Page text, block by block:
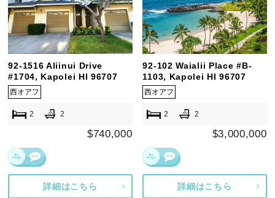
92-1516 Aliinui Drive
#1704, Kapolei HI 96707
西オアフ
2 2
$740,000
詳細はこちら
92-102 Waialii Place #B-
1103, Kapolei HI 96707
西オアフ
2 2
$3,000,000
詳細はこちら